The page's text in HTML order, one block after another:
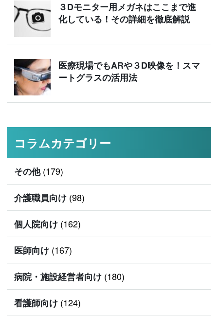
３Dモニター用メガネはここまで進
化している！その詳細を徹底解説
医療現場でもARや３D映像を！スマ
ートグラスの活用法
コラムカテゴリー
その他(179)
介護職員向け (98)
個人院向け (162)
医師向け (167)
病院・施設経営者向け (180)
看護師向け (124)